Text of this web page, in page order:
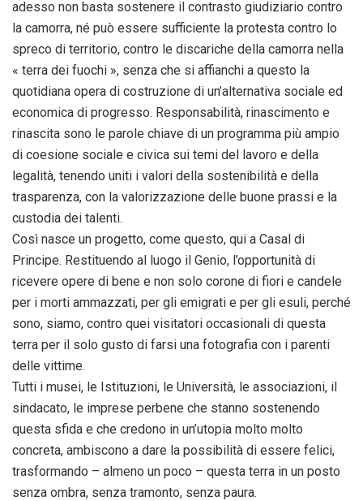
adesso non basta sostenere il contrasto giudiziario contro
la camorra, né può essere sufficiente la protesta contro lo
spreco di territorio, contro le discariche della camorra nella
« terra dei fuochi », senza che si affianchi a questo la
quotidiana opera di costruzione di un’alternativa sociale ed
economica di progresso. Responsabilità, rinascimento e
rinascita sono le parole chiave di un programma più ampio
di coesione sociale e civica sui temi del lavoro e della
legalità, tenendo uniti i valori della sostenibilità e della
trasparenza, con la valorizzazione delle buone prassi e la
custodia dei talenti.
Così nasce un progetto, come questo, qui a Casal di
Principe. Restituendo al luogo il Genio, l’opportunità di
ricevere opere di bene e non solo corone di fiori e candele
per i morti ammazzati, per gli emigrati e per gli esuli, perché
sono, siamo, contro quei visitatori occasionali di questa
terra per il solo gusto di farsi una fotografia con i parenti
delle vittime.
Tutti i musei, le Istituzioni, le Università, le associazioni, il
sindacato, le imprese perbene che stanno sostenendo
questa sfida e che credono in un’utopia molto molto
concreta, ambiscono a dare la possibilità di essere felici,
trasformando – almeno un poco – questa terra in un posto
senza ombra, senza tramonto, senza paura.